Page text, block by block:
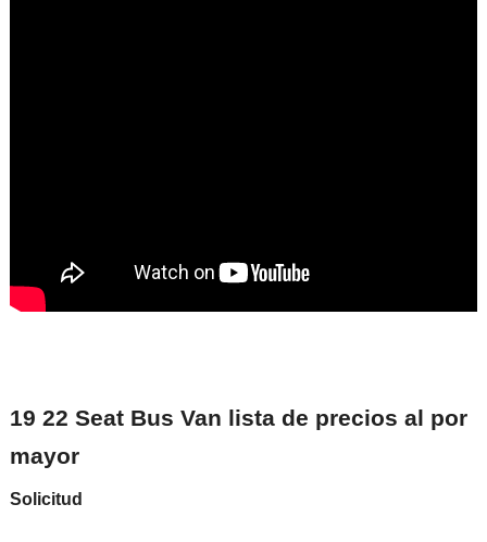
19 22 Seat Bus Van lista de precios al por
mayor
Solicitud